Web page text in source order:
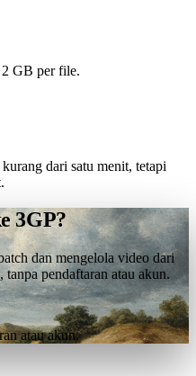
GB per file.
dari satu menit, tetapi
3GP?
dan mengelola video dari
pendaftaran atau akun.
atau akun.